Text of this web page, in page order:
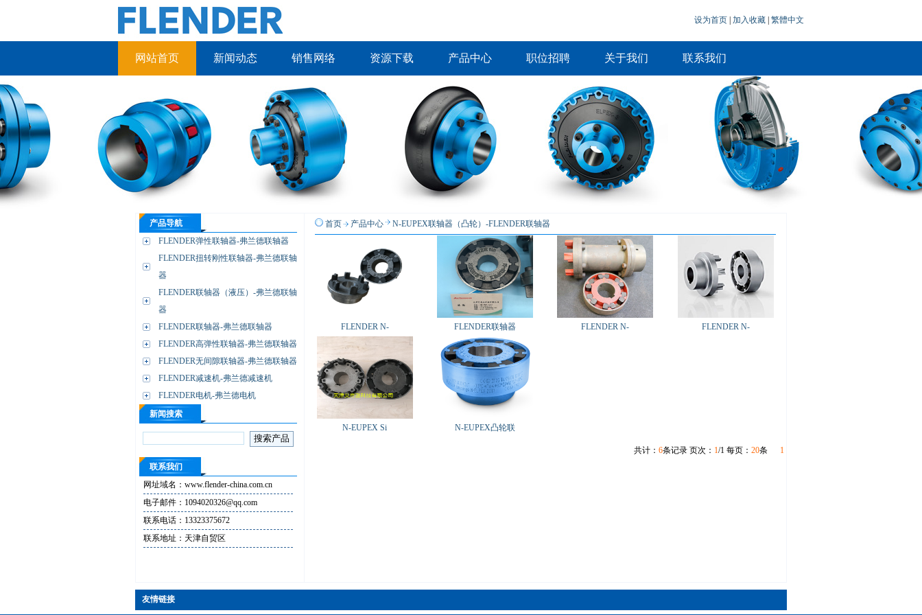
设为首页 加入收藏 繁體中文
网站首页 新闻动态 销售网络 资源下载 产品中心 职位招聘 关于我们 联系我们
产品导航
FLENDER弹性联轴器-弗兰德联轴器
FLENDER扭转刚性联轴器-弗兰德联轴
器
FLENDER联轴器（液压）-弗兰德联轴
器
FLENDER联轴器-弗兰德联轴器
FLENDER高弹性联轴器-弗兰德联轴器
FLENDER无间隙联轴器-弗兰德联轴器
FLENDER减速机-弗兰德减速机
FLENDER电机-弗兰德电机
新闻搜索
联系我们
网址域名：www.flender-china.com.cn
电子邮件：1094020326@qq.com
联系电话：13323375672
联系地址：天津自贸区
首页 产品中心 N-EUPEX联轴器（凸轮）-FLENDER联轴器
FLENDER N- FLENDER联轴器 FLENDER N- FLENDER N-
N-EUPEX Si N-EUPEX凸轮联
共计： 6条记录 页次： 1/1 每页： 20条 1
友情链接